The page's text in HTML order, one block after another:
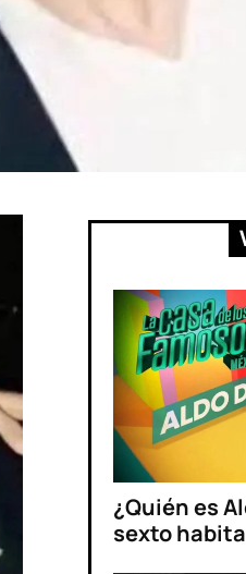
¿Quién es
sexto